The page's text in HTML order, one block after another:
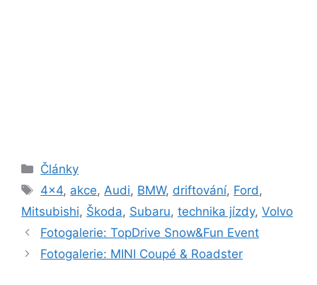
Rubriky
Články
Štítky
4x4, akce, Audi, BMW, driftování, Ford ,
Mitsubishi, Škoda, Subaru, technika jízdy, Volvo
Fotogalerie: TopDrive Snow&Fun Event
Fotogalerie: MINI Coupé & Roadster